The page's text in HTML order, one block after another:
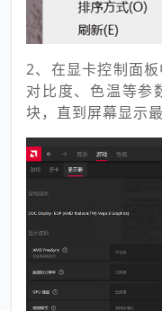
2、在显卡控制面板
对比度、色温等参
块，直到屏幕显示